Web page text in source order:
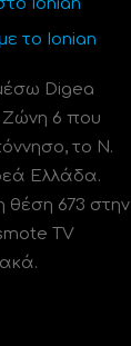
Ionian
το Ionian
Digea
Ζώνη 6 που
το N.
Ελλάδα.
θέση 673 στην
TV